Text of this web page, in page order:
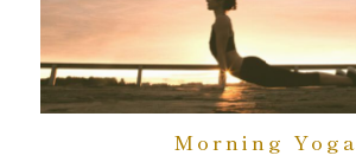
Morning Yoga